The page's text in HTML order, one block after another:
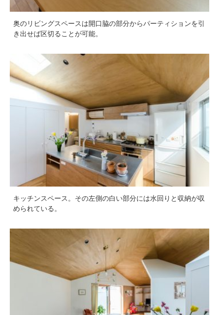
奥のリビングスペースは開口脇の部分からパーティションを引
き出せば区切ることが可能。
キッチンスペース。その左側の白い部分には水回りと収納が収
められている。